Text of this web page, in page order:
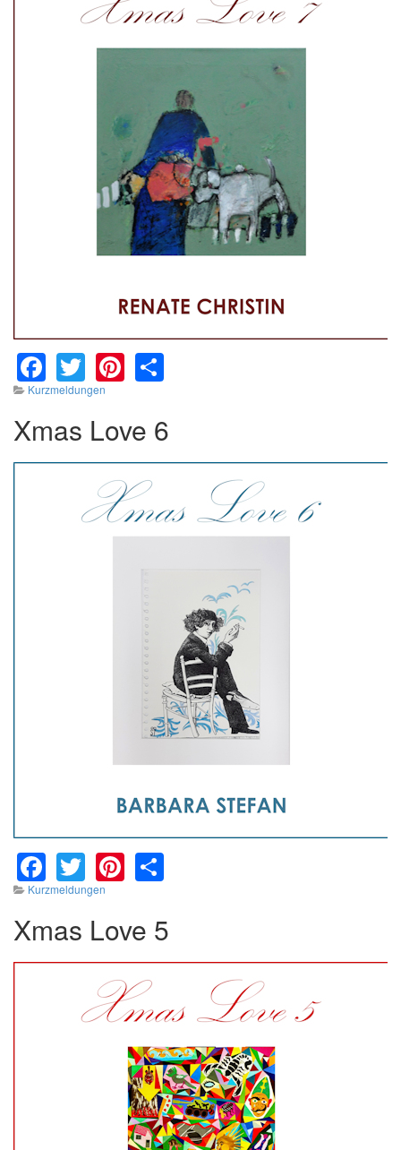
Facebook
TwitterPinterest
Kurzmeldungen
Xmas Love 6
Facebook
TwitterPinterest
Kurzmeldungen
Xmas Love 5